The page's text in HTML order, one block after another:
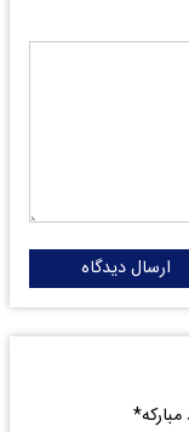
ارسال دیدگاه